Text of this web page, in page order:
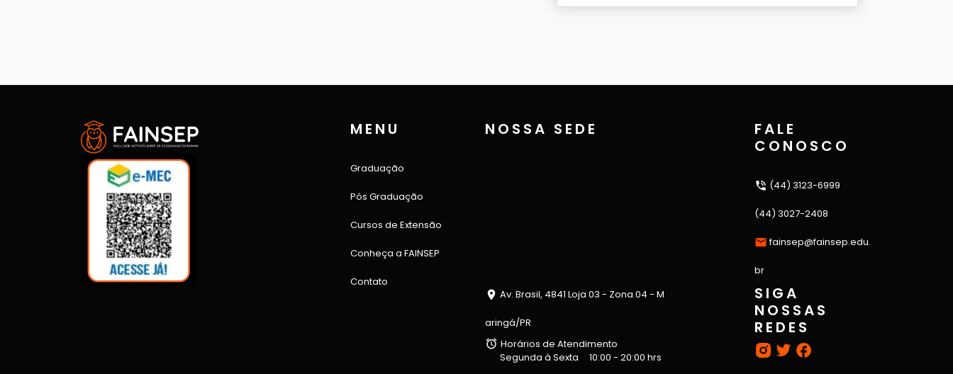
MENU
Graduação
Pós Graduação
Cursos de Extensão
Conheça a FAINSEP
Contato
NOSSA SEDE
Av. Brasil, 4841 Loja 03 - Zona 04 - M
aringá/PR
Horários de Atendimento
Segunda à Sexta
10:00 - 20:00 hrs
FALE
CONOSCO
(44) 3123-6999
(44) 3027-2408
fainsep@fainsep.edu.
br
SIGA
NOSSAS
REDES